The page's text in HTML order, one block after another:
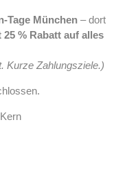
Tage München– dort
% Rabatt auf alles
Kurze Zahlungsziele.)